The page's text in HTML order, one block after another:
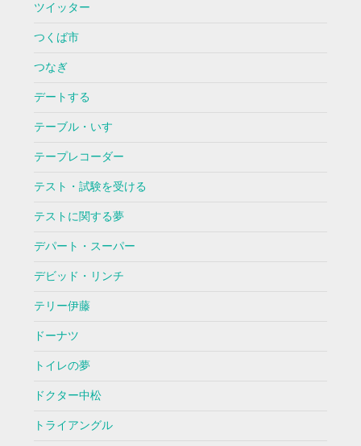
ツイッター
つくば市
つなぎ
デートする
テーブル・いす
テープレコーダー
テスト・試験を受ける
テストに関する夢
デパート・スーパー
デビッド・リンチ
テリー伊藤
ドーナツ
トイレの夢
ドクター中松
トライアングル